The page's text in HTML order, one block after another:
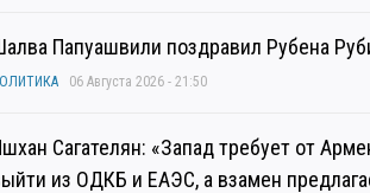
Папуашвили поздравил Рубена
06 Августа 2026 - 21:50
Сагателян: «Запад требует от
из ОДКБ и ЕАЭС, а взамен